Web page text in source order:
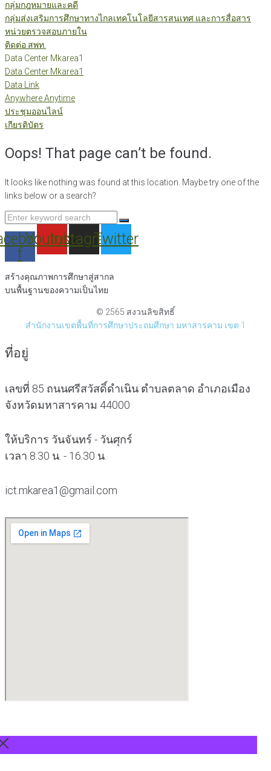
กลุ่มกฎหมายและคดี
กลุ่มส่งเสริมการศึกษาทางไกลเทคโนโลยีสารสนเทศ และการสื่อสาร
หน่วยตรวจสอบภายใน
ติดต่อ สพท.
Data Center Mkarea1
Data Center Mkarea1
Data Link
Anywhere Anytime
ประชุมออนไลน์
เกียรติบัตร
Oops! That page can’t be found.
It looks like nothing was found at this location. Maybe try one of the
links below or a search?
Search
for:
f
Youtube
Instagram
Twitter
สร้างคุณภาพการศึกษาสู่สากล
บนพื้นฐานของความเป็นไทย
© 2565 สงวนลิขสิทธิ์
สำนักงานเขตพื้นที่การศึกษาประถมศึกษา มหาสารคาม เขต 1
ที่อยู่
เลขที่ 85 ถนนศรีสวัสดิ์ดำเนิน ตำบลตลาด อำเภอเมือง
จังหวัดมหาสารคาม 44000
ให้บริการ วันจันทร์ - วันศุกร์
เวลา 8.30 น. - 16.30 น.
ict.mkarea1@gmail.com